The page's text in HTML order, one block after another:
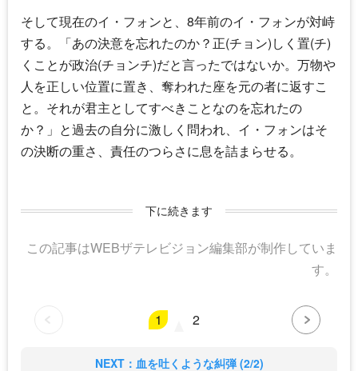
そして現在のイ・フォンと、8年前のイ・フォンが対峙
する。「あの決意を忘れたのか？正(チョン)しく置(チ)
くことが政治(チョンチ)だと言ったではないか。万物や
人を正しい位置に置き、奪われた座を元の者に返すこ
と。それが君主としてすべきことなのを忘れたの
か？」と過去の自分に激しく問われ、イ・フォンはそ
の決断の重さ、責任のつらさに息を詰まらせる。
下に続きます
この記事はWEBザテレビジョン編集部が制作していま
す。
1 2
NEXT：血を吐くような糾弾 (2/2)